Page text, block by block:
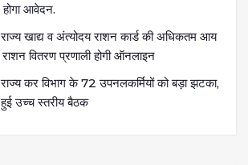
आवेदन.
खाद्य व अंत्योदय राशन कार्ड की अधिकतम आय
राशन वितरण प्रणाली होगी ऑनलाइन
कर विभाग के 72 उपनलकर्मियों को बड़ा झटका,
उच्च स्तरीय बैठक